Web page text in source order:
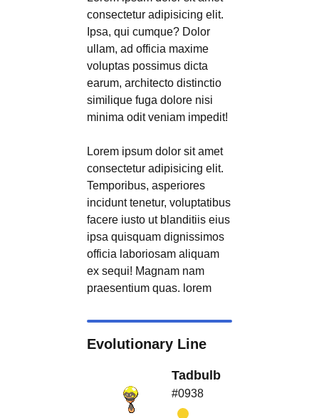
consectetur adipisicing elit.
Ipsa, qui cumque? Dolor
ullam, ad officia maxime
voluptas possimus dicta
earum, architecto distinctio
similique fuga dolore nisi
minima odit veniam impedit!
Lorem ipsum dolor sit amet
consectetur adipisicing elit.
Temporibus, asperiores
incidunt tenetur, voluptatibus
facere iusto ut blanditiis eius
ipsa quisquam dignissimos
officia laboriosam aliquam
ex sequi! Magnam nam
praesentium quas. lorem
Evolutionary Line
Tadbulb
#0938